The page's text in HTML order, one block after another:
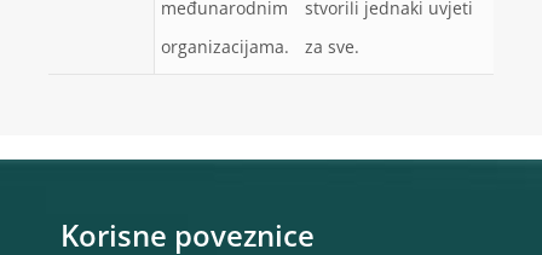
međunarodnim
organizacijama.
stvorili jednaki uvjeti
za sve.
Korisne poveznice